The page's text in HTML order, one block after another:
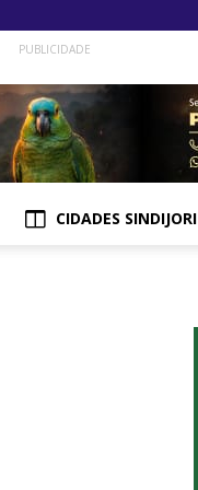
PUBLICIDADE
CIDADES SINDIJORI